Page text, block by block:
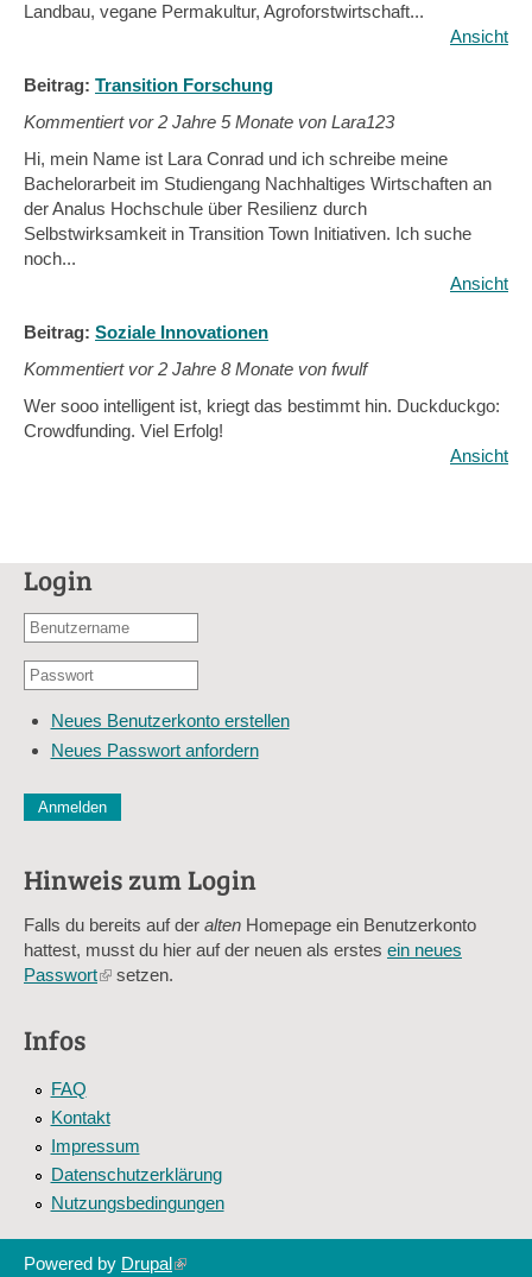
Landbau, vegane Permakultur, Agroforstwirtschaft...
Ansicht
Beitrag: Transition Forschung
Kommentiert vor2 Jahre 5 Monate von Lara123
Hi, mein Name ist Lara Conrad und ich schreibe meine
Bachelorarbeit im Studiengang Nachhaltiges Wirtschaften an
der Analus Hochschule über Resilienz durch
Selbstwirksamkeit in Transition Town Initiativen. Ich suche
noch...
Ansicht
Beitrag: Soziale Innovationen
Kommentiert vor2 Jahre 8 Monate von fwulf
Wer sooo intelligent ist, kriegt das bestimmt hin. Duckduckgo:
Crowdfunding. Viel Erfolg!
Ansicht
Login
Benutzername
E-
Adresse
Passwort
Neues Benutzerkonto erstellen
Neues Passwort anfordern
Diese Sicherheitsfrage überprüft, ob Sie ein menschlicher
Sag mir nicht, wie viele Sternlein stehen
Hinweis zum Login
Falls du bereits auf der alten Homepage ein Benutzerkonto
hattest, musst du hier auf der neuen als erstes ein neues
Passwort(linksetzen.
Infos
FAQ
Kontakt
Impressum
Datenschutzerklärung
Nutzungsbedingungen
Powered by Drupal(link